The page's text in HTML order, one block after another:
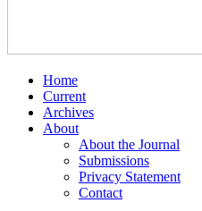
Home
Current
Archives
About
About the Journal
Submissions
Privacy Statement
Contact